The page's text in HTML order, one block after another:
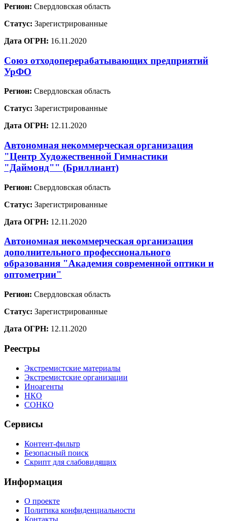
Регион: Свердловская область
Статус: Зарегистрированные
Дата ОГРН: 16.11.2020
Союз отходоперерабатывающих предприятий
УрФО
Регион: Свердловская область
Статус: Зарегистрированные
Дата ОГРН: 12.11.2020
Автономная некоммерческая организация
"Центр Художественной Гимнастики
"Даймонд"" (Бриллиант)
Регион: Свердловская область
Статус: Зарегистрированные
Дата ОГРН: 12.11.2020
Автономная некоммерческая организация
дополнительного профессионального
образования "Академия современной оптики и
оптометрии"
Регион: Свердловская область
Статус: Зарегистрированные
Дата ОГРН: 12.11.2020
Реестры
Экстремистские материалы
Экстремистские организации
Иноагенты
НКО
СОНКО
Сервисы
Контент-фильтр
Безопасный поиск
Скрипт для слабовидящих
Информация
О проекте
Политика конфиденциальности